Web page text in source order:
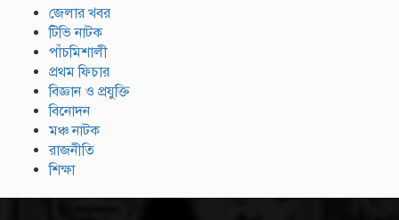
জেলার খবর
টিভি নাটক
পাঁচমিশালী
প্রথম ফিচার
বিজ্ঞান ও প্রযুক্তি
বিনোদন
মঞ্চ নাটক
রাজনীতি
শিক্ষা